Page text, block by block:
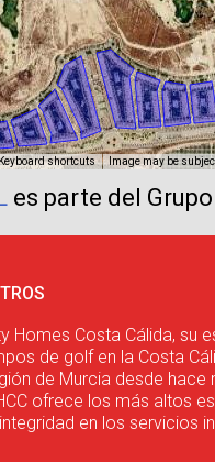
Keyboard shortcuts Image may be
es parte del Grupo
Homes Costa Cálida, su
de golf en la Costa
de Murcia desde hace
ofrece los más altos
en los servicios